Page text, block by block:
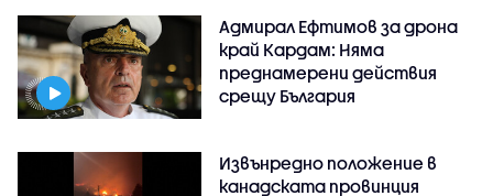
Адмирал Ефтимов за дрона
край Кардам: Няма
преднамерени действия
срещу България
Извънредно положение в
канадската провинция